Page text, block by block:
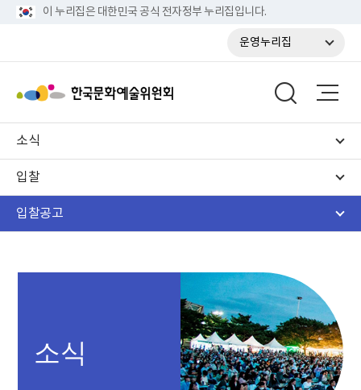
이 누리집은 대한민국 공식 전자정부 누리집입니다.
운영누리집
소식
입찰
입찰공고
소식